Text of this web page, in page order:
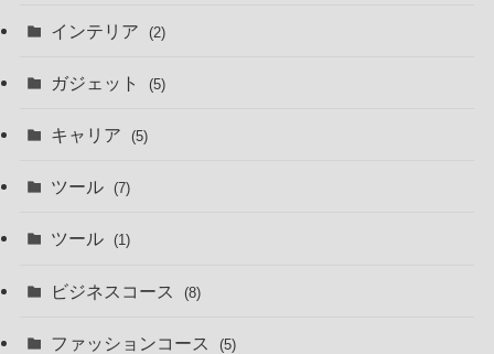
インテリア (2)
ガジェット (5)
キャリア (5)
ツール (7)
ツール (1)
ビジネスコース (8)
ファッションコース (5)